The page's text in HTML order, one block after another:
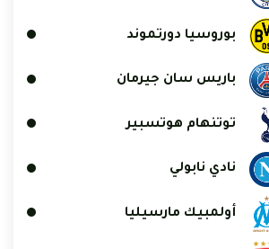
بوروسيا دورتموند
باريس سان جيرمان
توتنهام هوتسبير
نادي نابولي
أولمبيك مارسيليا